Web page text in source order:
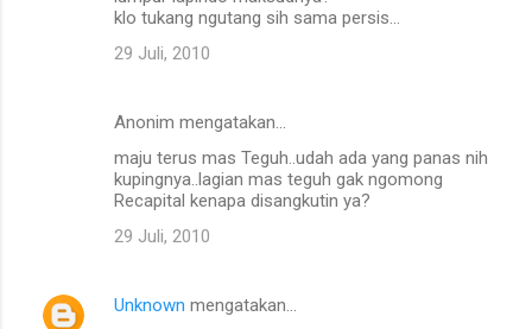
klo tukang ngutang sih sama persis...
29 Juli, 2010
Anonim mengatakan…
maju terus mas Teguh..udah ada yang panas nih
kupingnya..lagian mas teguh gak ngomong
Recapital kenapa disangkutin ya?
29 Juli, 2010
Unknown mengatakan…